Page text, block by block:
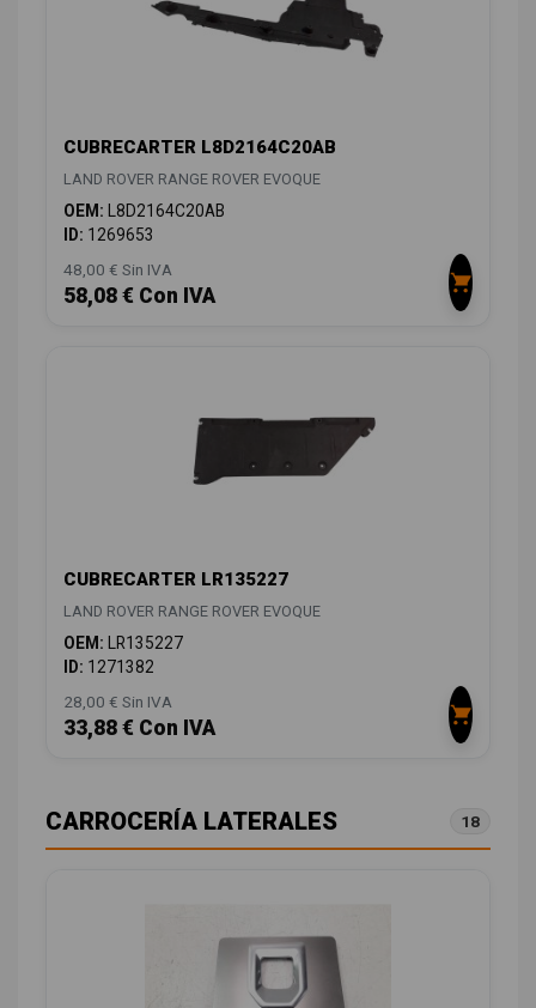
CUBRECARTER L8D2164C20AB
LAND ROVER RANGE ROVER EVOQUE
OEM: L8D2164C20AB
ID: 1269653
48,00 € Sin IVA
58,08 € Con IVA
CUBRECARTER LR135227
LAND ROVER RANGE ROVER EVOQUE
OEM: LR135227
ID: 1271382
28,00 € Sin IVA
33,88 € Con IVA
CARROCERÍA LATERALES 18